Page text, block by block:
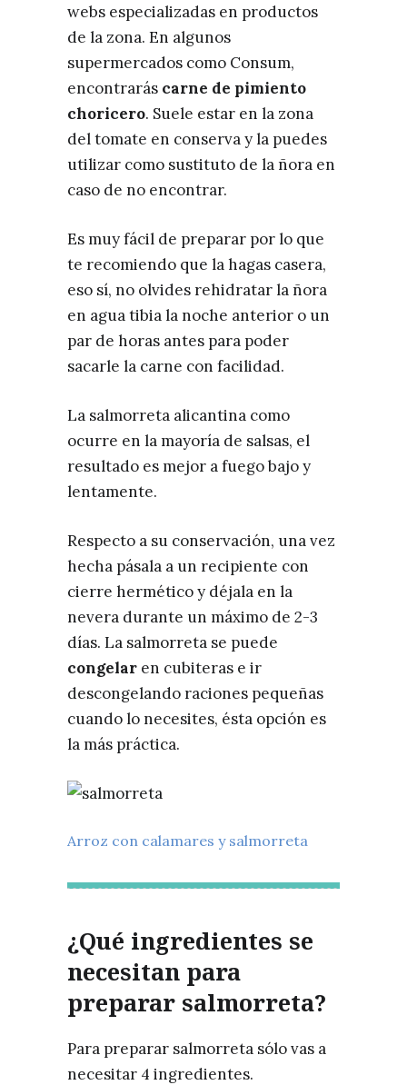
webs especializadas en productos
de la zona. En algunos
supermercados como Consum,
encontrarás carne de pimiento
choricero. Suele estar en la zona
del tomate en conserva y la puedes
utilizar como sustituto de la ñora en
caso de no encontrar.
Es muy fácil de preparar por lo que
te recomiendo que la hagas casera,
eso sí, no olvides rehidratar la ñora
en agua tibia la noche anterior o un
par de horas antes para poder
sacarle la carne con facilidad.
La salmorreta alicantina como
ocurre en la mayoría de salsas, el
resultado es mejor a fuego bajo y
lentamente.
Respecto a su conservación, una vez
hecha pásala a un recipiente con
cierre hermético y déjala en la
nevera durante un máximo de 2-3
días. La salmorreta se puede
congelar en cubiteras e ir
descongelando raciones pequeñas
cuando lo necesites, ésta opción es
la más práctica.
Arroz con calamares y salmorreta
¿Qué ingredientes se
necesitan para
preparar salmorreta?
Para preparar salmorreta sólo vas a
necesitar 4 ingredientes.